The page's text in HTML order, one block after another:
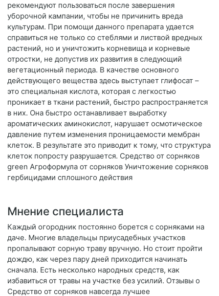
рекомендуют пользоваться после завершения
уборочной кампании, чтобы не причинить вреда
культурам. При помощи данного препарата удается
справиться не только со стеблями и листвой вредных
растений, но и уничтожить корневища и корневые
отростки, не допустив их развития в следующий
вегетационный периода. В качестве основного
действующего вещества здесь выступает глифосат –
это специальная кислота, которая с легкостью
проникает в ткани растений, быстро распространяется
в них. Она быстро останавливает выработку
ароматических аминокислот, нарушает осмотическое
давление путем изменения проницаемости мембран
клеток. В результате это приводит к тому, что структура
клеток попросту разрушается. Средство от сорняков
green Агроформула от сорняков Уничтожение сорняков
гербицидами сплошного действия
Мнение специалиста
Каждый огородник постоянно борется с сорняками на
даче. Многие владельцы приусадебных участков
пропалывают сорную траву вручную. Но стоит пройти
дождю, как через пару дней приходится начинать
сначала. Есть несколько народных средств, как
избавиться от травы на участке без усилий. Отзывы о
Средство от сорняков навсегда лучшее